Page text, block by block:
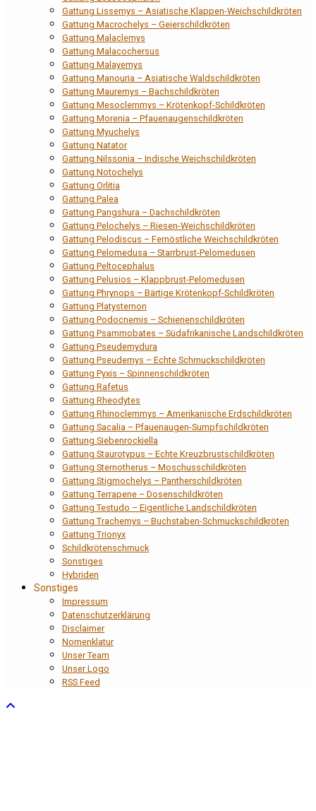
Gattung Lissemys – Asiatische Klappen-Weichschildkröten
Gattung Macrochelys – Geierschildkröten
Gattung Malaclemys
Gattung Malacochersus
Gattung Malayemys
Gattung Manouria – Asiatische Waldschildkröten
Gattung Mauremys – Bachschildkröten
Gattung Mesoclemmys – Krötenkopf-Schildkröten
Gattung Morenia – Pfauenaugenschildkröten
Gattung Myuchelys
Gattung Natator
Gattung Nilssonia – Indische Weichschildkröten
Gattung Notochelys
Gattung Orlitia
Gattung Palea
Gattung Pangshura – Dachschildkröten
Gattung Pelochelys – Riesen-Weichschildkröten
Gattung Pelodiscus – Fernöstliche Weichschildkröten
Gattung Pelomedusa – Starrbrust-Pelomedusen
Gattung Peltocephalus
Gattung Pelusios – Klappbrust-Pelomedusen
Gattung Phrynops – Bärtige Krötenkopf-Schildkröten
Gattung Platysternon
Gattung Podocnemis – Schienenschildkröten
Gattung Psammobates – Südafrikanische Landschildkröten
Gattung Pseudemydura
Gattung Pseudemys – Echte Schmuckschildkröten
Gattung Pyxis – Spinnenschildkröten
Gattung Rafetus
Gattung Rheodytes
Gattung Rhinoclemmys – Amerikanische Erdschildkröten
Gattung Sacalia – Pfauenaugen-Sumpfschildkröten
Gattung Siebenrockiella
Gattung Staurotypus – Echte Kreuzbrustschildkröten
Gattung Sternotherus – Moschusschildkröten
Gattung Stigmochelys – Pantherschildkröten
Gattung Terrapene – Dosenschildkröten
Gattung Testudo – Eigentliche Landschildkröten
Gattung Trachemys – Buchstaben-Schmuckschildkröten
Gattung Trionyx
Schildkrötenschmuck
Sonstiges
Hybriden
Sonstiges
Impressum
Datenschutzerklärung
Disclaimer
Nomenklatur
Unser Team
Unser Logo
RSS Feed